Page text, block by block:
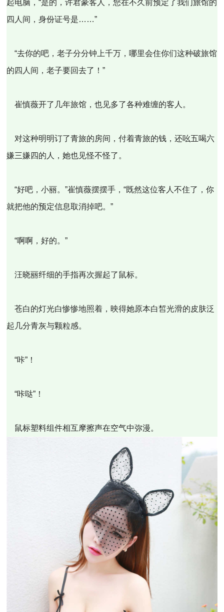
起电脑，“是的，许君豪客人，您在不久前预定了我们旅馆的
四人间，身份证号是……”
“去你的吧，老子分分钟上千万，哪里会住你们这种破旅馆
的四人间，老子要回去了！”
崔慎薇开了几年旅馆，也见多了各种难缠的客人。
对这种明明订了青旅的房间，付着青旅的钱，还吆五喝六
嫌三嫌四的人，她也见怪不怪了。
“好吧，小丽。”崔慎薇摆摆手，“既然这位客人不住了，你
就把他的预定信息取消掉吧。”
“啊啊，好的。”
汪晓丽纤细的手指再次握起了鼠标。
苍白的灯光白惨惨地照着，映得她原本白皙光滑的皮肤泛
起几分青灰与颗粒感。
“咔”！
“咔哒”！
鼠标塑料组件相互摩擦声在空气中弥漫。